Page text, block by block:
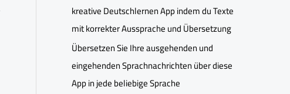
kreative Deutschlernen App indem du Texte
mit korrekter Aussprache und Übersetzung
Übersetzen Sie Ihre ausgehenden und
eingehenden Sprachnachrichten über diese
App in jede beliebige Sprache